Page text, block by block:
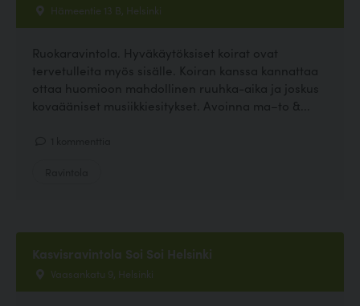
Hämeentie 13 B, Helsinki
Ruokaravintola. Hyväkäytöksiset koirat ovat
tervetulleita myös sisälle. Koiran kanssa kannattaa
ottaa huomioon mahdollinen ruuhka-aika ja joskus
kovaääniset musiikkiesitykset. Avoinna ma–to &...
Kasvisravintola Soi Soi Helsinki
Vaasankatu 9, Helsinki